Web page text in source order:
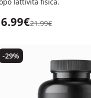
21.99€
-29%